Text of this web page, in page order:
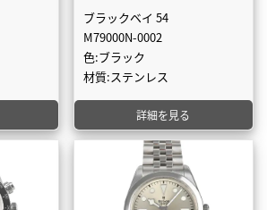
ブラックベイ 54
M79000N-0002
色:ブラック
材質:ステンレス
詳細を見る